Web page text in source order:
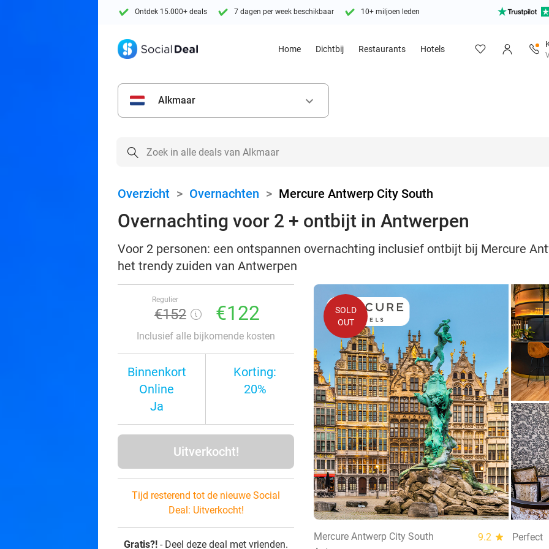
Ontdek 15.000+ deals 7 dagen per week beschikbaar 10+ miljoen leden
Home Dichtbij Restaurants Hotels
Alkmaar keyboard_arrow_down
Overzicht > Overnachten > Mercure Antwerp City South
Overnachting voor 2 + ontbijt in Antwerpen
Voor 2 personen: een ontspannen overnachting inclusief ontbijt bij Mercure
het trendy zuiden van Antwerpen
Regulier
€152 €122
Inclusief alle bijkomende kosten
Binnenkort
Online
Ja
Korting:
20%
Uitverkocht!
Tijd resterend tot de nieuwe Social
Deal: Uitverkocht!
Gratis?! - Deel deze deal met vrienden.
SOLD
OUT
Mercure Antwerp City South 9.2 star
Perfect